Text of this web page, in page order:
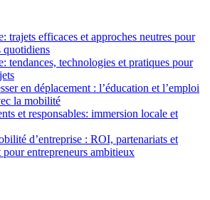
trajets efficaces et approches neutres pour
quotidiens
tendances, technologies et pratiques pour
en déplacement : l’éducation et l’emploi
la mobilité
et responsables: immersion locale et
d’entreprise : ROI, partenariats et
entrepreneurs ambitieux